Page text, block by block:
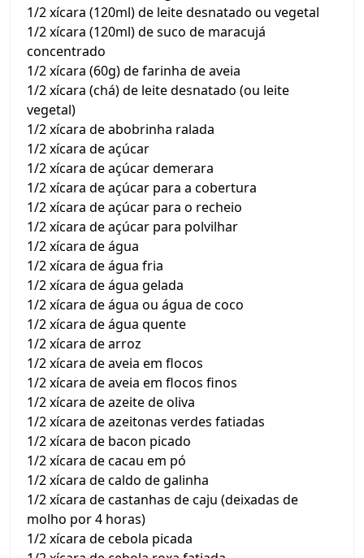
1/2 xícara (120ml) de leite desnatado ou vegetal
1/2 xícara (120ml) de suco de maracujá
concentrado
1/2 xícara (60g) de farinha de aveia
1/2 xícara (chá) de leite desnatado (ou leite
vegetal)
1/2 xícara de abobrinha ralada
1/2 xícara de açúcar
1/2 xícara de açúcar demerara
1/2 xícara de açúcar para a cobertura
1/2 xícara de açúcar para o recheio
1/2 xícara de açúcar para polvilhar
1/2 xícara de água
1/2 xícara de água fria
1/2 xícara de água gelada
1/2 xícara de água ou água de coco
1/2 xícara de água quente
1/2 xícara de arroz
1/2 xícara de aveia em flocos
1/2 xícara de aveia em flocos finos
1/2 xícara de azeite de oliva
1/2 xícara de azeitonas verdes fatiadas
1/2 xícara de bacon picado
1/2 xícara de cacau em pó
1/2 xícara de caldo de galinha
1/2 xícara de castanhas de caju (deixadas de
molho por 4 horas)
1/2 xícara de cebola picada